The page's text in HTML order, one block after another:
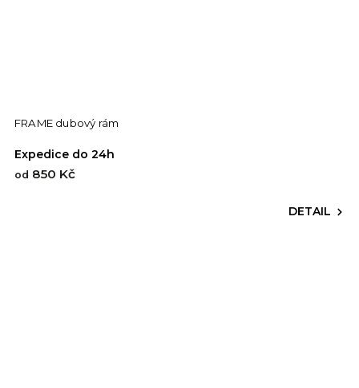
FRAME dubový rám
Expedice do 24h
od 850 Kč
DETAIL